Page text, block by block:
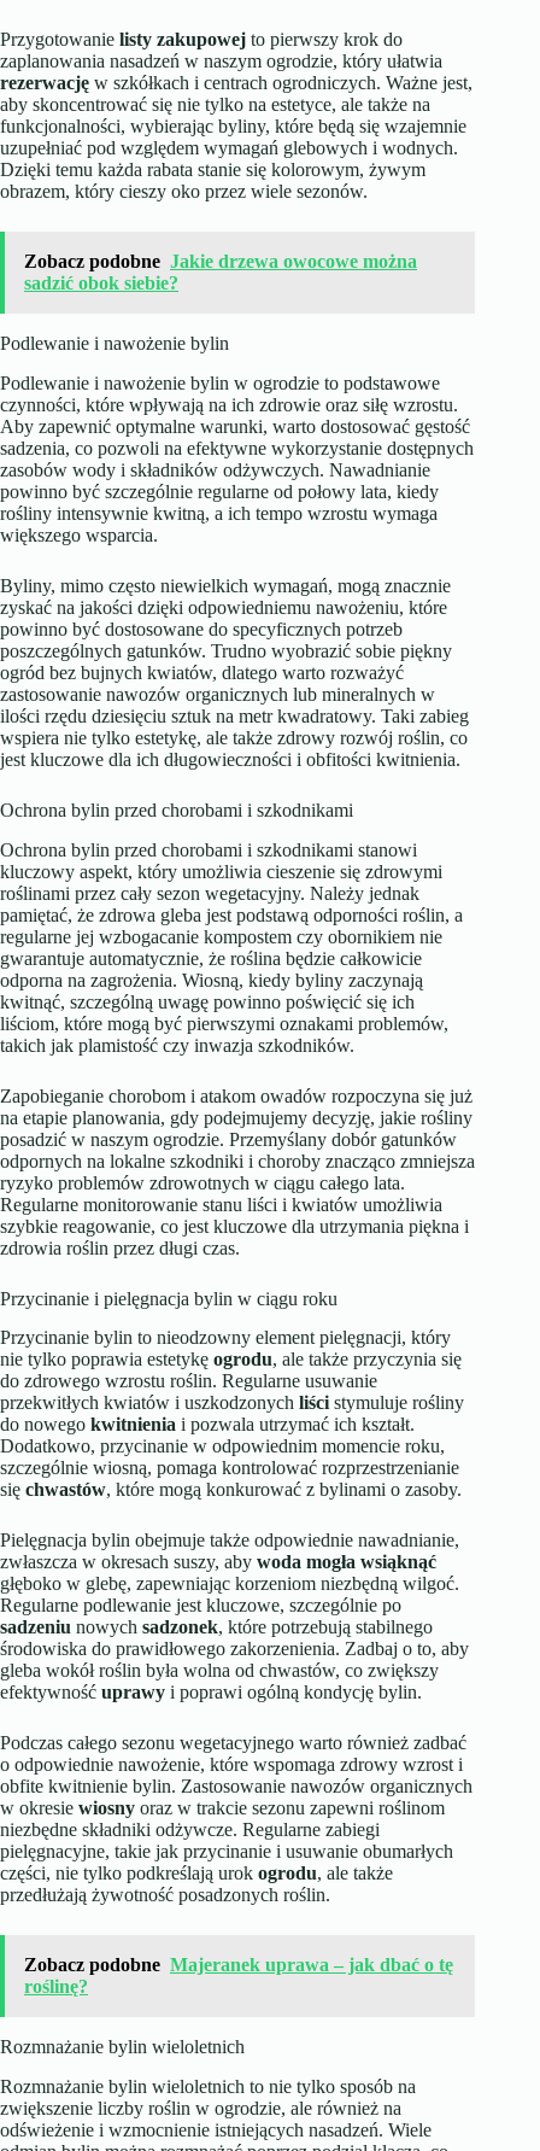
Przygotowanie listy zakupowej to pierwszy krok do
zaplanowania nasadzeń w naszym ogrodzie, który ułatwia
rezerwację w szkółkach i centrach ogrodniczych. Ważne jest,
aby skoncentrować się nie tylko na estetyce, ale także na
funkcjonalności, wybierając byliny, które będą się wzajemnie
uzupełniać pod względem wymagań glebowych i wodnych.
Dzięki temu każda rabata stanie się kolorowym, żywym
obrazem, który cieszy oko przez wiele sezonów.
Zobacz podobne Jakie drzewa owocowe można
sadzić obok siebie?
Podlewanie i nawożenie bylin
Podlewanie i nawożenie bylin w ogrodzie to podstawowe
czynności, które wpływają na ich zdrowie oraz siłę wzrostu.
Aby zapewnić optymalne warunki, warto dostosować gęstość
sadzenia, co pozwoli na efektywne wykorzystanie dostępnych
zasobów wody i składników odżywczych. Nawadnianie
powinno być szczególnie regularne od połowy lata, kiedy
rośliny intensywnie kwitną, a ich tempo wzrostu wymaga
większego wsparcia.
Byliny, mimo często niewielkich wymagań, mogą znacznie
zyskać na jakości dzięki odpowiedniemu nawożeniu, które
powinno być dostosowane do specyficznych potrzeb
poszczególnych gatunków. Trudno wyobrazić sobie piękny
ogród bez bujnych kwiatów, dlatego warto rozważyć
zastosowanie nawozów organicznych lub mineralnych w
ilości rzędu dziesięciu sztuk na metr kwadratowy. Taki zabieg
wspiera nie tylko estetykę, ale także zdrowy rozwój roślin, co
jest kluczowe dla ich długowieczności i obfitości kwitnienia.
Ochrona bylin przed chorobami i szkodnikami
Ochrona bylin przed chorobami i szkodnikami stanowi
kluczowy aspekt, który umożliwia cieszenie się zdrowymi
roślinami przez cały sezon wegetacyjny. Należy jednak
pamiętać, że zdrowa gleba jest podstawą odporności roślin, a
regularne jej wzbogacanie kompostem czy obornikiem nie
gwarantuje automatycznie, że roślina będzie całkowicie
odporna na zagrożenia. Wiosną, kiedy byliny zaczynają
kwitnąć, szczególną uwagę powinno poświęcić się ich
liściom, które mogą być pierwszymi oznakami problemów,
takich jak plamistość czy inwazja szkodników.
Zapobieganie chorobom i atakom owadów rozpoczyna się już
na etapie planowania, gdy podejmujemy decyzję, jakie rośliny
posadzić w naszym ogrodzie. Przemyślany dobór gatunków
odpornych na lokalne szkodniki i choroby znacząco zmniejsza
ryzyko problemów zdrowotnych w ciągu całego lata.
Regularne monitorowanie stanu liści i kwiatów umożliwia
szybkie reagowanie, co jest kluczowe dla utrzymania piękna i
zdrowia roślin przez długi czas.
Przycinanie i pielęgnacja bylin w ciągu roku
Przycinanie bylin to nieodzowny element pielęgnacji, który
nie tylko poprawia estetykę ogrodu, ale także przyczynia się
do zdrowego wzrostu roślin. Regularne usuwanie
przekwitłych kwiatów i uszkodzonych liści stymuluje rośliny
do nowego kwitnienia i pozwala utrzymać ich kształt.
Dodatkowo, przycinanie w odpowiednim momencie roku,
szczególnie wiosną, pomaga kontrolować rozprzestrzenianie
się chwastów, które mogą konkurować z bylinami o zasoby.
Pielęgnacja bylin obejmuje także odpowiednie nawadnianie,
zwłaszcza w okresach suszy, aby woda mogła wsiąknąć
głęboko w glebę, zapewniając korzeniom niezbędną wilgoć.
Regularne podlewanie jest kluczowe, szczególnie po
sadzeniu nowych sadzonek, które potrzebują stabilnego
środowiska do prawidłowego zakorzenienia. Zadbaj o to, aby
gleba wokół roślin była wolna od chwastów, co zwiększy
efektywność uprawy i poprawi ogólną kondycję bylin.
Podczas całego sezonu wegetacyjnego warto również zadbać
o odpowiednie nawożenie, które wspomaga zdrowy wzrost i
obfite kwitnienie bylin. Zastosowanie nawozów organicznych
w okresie wiosny oraz w trakcie sezonu zapewni roślinom
niezbędne składniki odżywcze. Regularne zabiegi
pielęgnacyjne, takie jak przycinanie i usuwanie obumarłych
części, nie tylko podkreślają urok ogrodu, ale także
przedłużają żywotność posadzonych roślin.
Zobacz podobne Majeranek uprawa – jak dbać o tę
roślinę?
Rozmnażanie bylin wieloletnich
Rozmnażanie bylin wieloletnich to nie tylko sposób na
zwiększenie liczby roślin w ogrodzie, ale również na
odświeżenie i wzmocnienie istniejących nasadzeń. Wiele